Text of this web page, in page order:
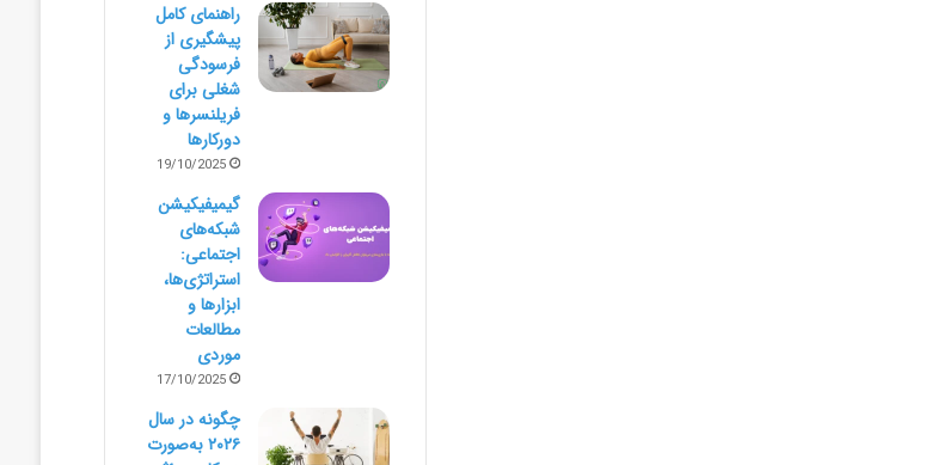
راهنمای کامل
پیشگیری از
فرسودگی
شغلی برای
فریلنسرها و
دورکارها
19/10/2025
گیمیفیکیشن
شبکه‌های
اجتماعی:
استراتژی‌ها،
ابزارها و
مطالعات
موردی
17/10/2025
چگونه در سال
۲۰۲۶ به‌صورت